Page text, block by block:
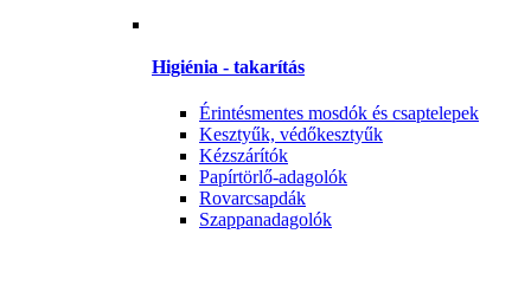
Higiénia - takarítás
Érintésmentes mosdók és csaptelepek
Kesztyűk, védőkesztyűk
Kézszárítók
Papírtörlő-adagolók
Rovarcsapdák
Szappanadagolók